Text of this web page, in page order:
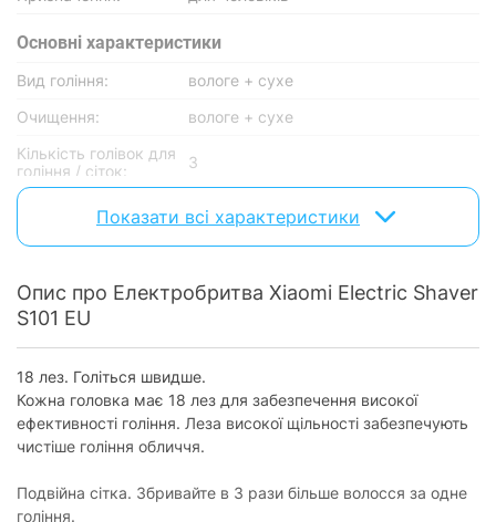
Основнi характеристики
Вид гоління:
вологе + сухе
Очищення:
вологе + сухе
Кількість голівок для
гоління / сіток:
3
Живлення
Час зарядки:
1.5 год
Швидке
заряджання:
Час роботи від
акумулятора:
Індикація рівня
заряджання:
є
Тип та кількість
елементів живлення:
1 х Li-ion
Показати всі характеристики
Опис про Електробритва Xiaomi Electric Shaver
S101 EU
18 лез. Голіться швидше.
Кожна головка має 18 лез для забезпечення високої
ефективності гоління. Леза високої щільності забезпечують
чистіше гоління обличчя.
Подвійна сітка. Збривайте в 3 рази більше волосся за одне
гоління.